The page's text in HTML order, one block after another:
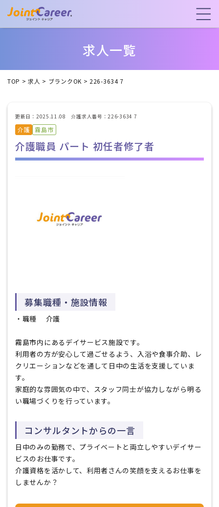
求人一覧
TOP >求人 > ブランクOK > 226-3634 7
更新日：2025.11.08 介護求人番号：226-3634 7
介護 霧島市
介護職員 パート 初任者修了者
募集職種・施設情報
・職種 介護
霧島市内にあるデイサービス施設です。
利用者の方が安心して過ごせるよう、入浴や食事介助、レ
クリエーションなどを通して日中の生活を支援していま
す。
家庭的な雰囲気の中で、スタッフ同士が協力しながら明る
い職場づくりを行っています。
コンサルタントからの一言
日中のみの勤務で、プライベートと両立しやすいデイサー
ビスのお仕事です。
介護資格を活かして、利用者さんの笑顔を支えるお仕事を
しませんか？